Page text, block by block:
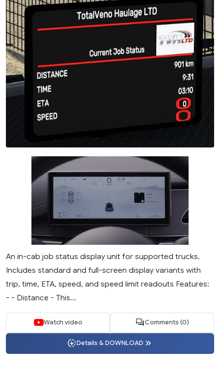
An in-cab job status display unit for supported trucks.
Includes standard and full-screen display variants with
trip, time, ETA, speed, and speed limit readouts Features:
- - Distance - This...
Watch video Comments (0)
Details & DOWNLOAD